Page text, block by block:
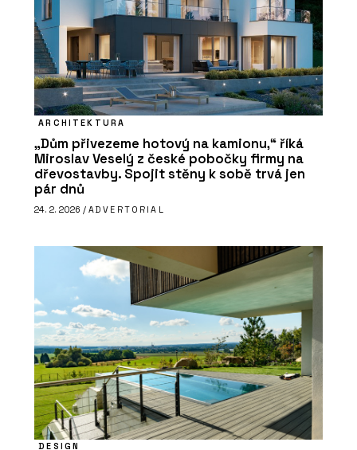
ARCHITEKTURA
„Dům přivezeme hotový na kamionu,“ říká
Miroslav Veselý z české pobočky firmy na
dřevostavby. Spojit stěny k sobě trvá jen
pár dnů
24. 2. 2026 / ADVERTORIAL
DESIGN